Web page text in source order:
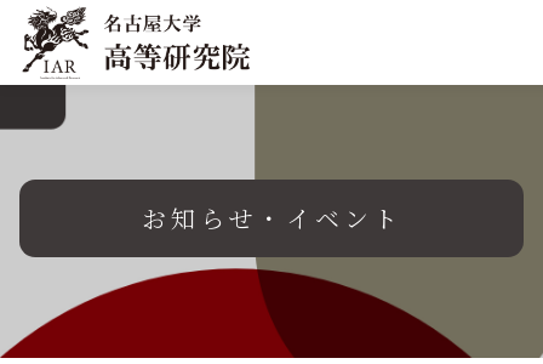
お知らせ・イベント